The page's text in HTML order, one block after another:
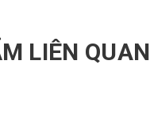
LIÊN QUAN